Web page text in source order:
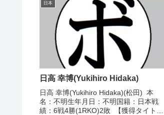
日本
日高 幸博(Yukihiro Hidaka)
日高 幸博(Yukihiro Hidaka)(松田) 本
名：不明生年月日：不明国籍：日本戦
績：6戦4勝(1RKO)2敗 【獲得タイト